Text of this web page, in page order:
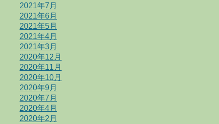
2021年7月
2021年6月
2021年5月
2021年4月
2021年3月
2020年12月
2020年11月
2020年10月
2020年9月
2020年7月
2020年4月
2020年2月